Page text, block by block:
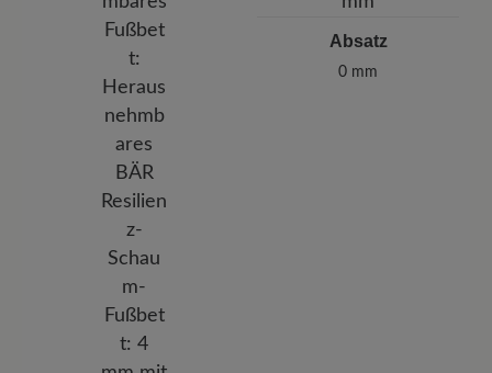
Absatz
0 mm